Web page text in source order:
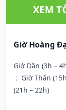
XEM
Giờ Hoàng
Giờ Dần (3h –
; Giờ Thân
(21h – 22h)